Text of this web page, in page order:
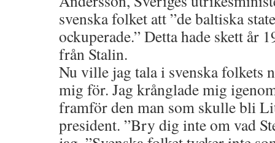
svenska folket att ”de baltiska
ockuperade.” Detta hade skett år
från Stalin.
Nu ville jag tala i svenska folkets
mig för. Jag krånglade mig
framför den man som skulle bli
president. ”Bry dig inte om vad